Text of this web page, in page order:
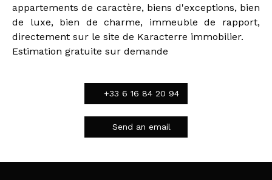
appartements de caractère, biens d'exceptions, bien
de luxe, bien de charme, immeuble de rapport,
directement sur le site de Karacterre immobilier.
Estimation gratuite sur demande
+33 6 16 84 20 94
Send an email